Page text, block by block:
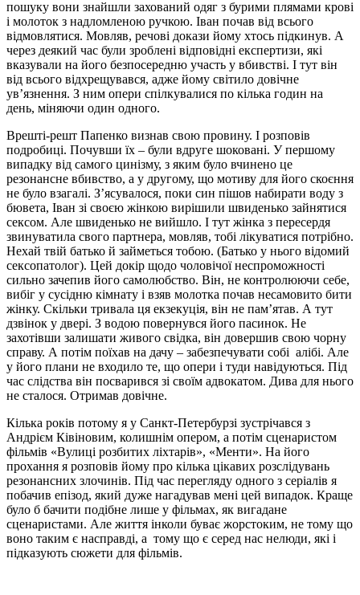
пошуку вони знайшли захований одяг з бурими плямами крові
і молоток з надломленою ручкою. Іван почав від всього
відмовлятися. Мовляв, речові докази йому хтось підкинув. А
через деякий час були зроблені відповідні експертизи, які
вказували на його безпосередню участь у вбивстві. І тут він
від всього відхрещувався, адже йому світило довічне
ув’язнення. З ним опери спілкувалися по кілька годин на
день, міняючи один одного.
Врешті-решт Папенко визнав свою провину. І розповів
подробиці. Почувши їх – були вдруге шоковані. У першому
випадку від самого цинізму, з яким було вчинено це
резонансне вбивство, а у другому, що мотиву для його скоєння
не було взагалі. З’ясувалося, поки син пішов набирати воду з
бювета, Іван зі своєю жінкою вирішили швиденько зайнятися
сексом. Але швиденько не вийшло. І тут жінка з пересердя
звинуватила свого партнера, мовляв, тобі лікуватися потрібно.
Нехай твій батько й займеться тобою. (Батько у нього відомий
сексопатолог). Цей докір щодо чоловічої неспроможності
сильно зачепив його самолюбство. Він, не контролюючи себе,
вибіг у сусідню кімнату і взяв молотка почав несамовито бити
жінку. Скільки тривала ця екзекуція, він не пам’ятав. А тут
дзвінок у двері. З водою повернувся його пасинок. Не
захотівши залишати живого свідка, він довершив свою чорну
справу. А потім поїхав на дачу – забезпечувати собі алібі. Але
у його плани не входило те, що опери і туди навідуються. Під
час слідства він посварився зі своїм адвокатом. Дива для нього
не сталося. Отримав довічне.
Кілька років потому я у Санкт-Петербурзі зустрічався з
Андрієм Ківіновим, колишнім опером, а потім сценаристом
фільмів «Вулиці розбитих ліхтарів», «Менти». На його
прохання я розповів йому про кілька цікавих розслідувань
резонансних злочинів. Під час перегляду одного з серіалів я
побачив епізод, який дуже нагадував мені цей випадок. Краще
було б бачити подібне лише у фільмах, як вигадане
сценаристами. Але життя інколи буває жорстоким, не тому що
воно таким є насправді, а тому що є серед нас нелюди, які і
підказують сюжети для фільмів.